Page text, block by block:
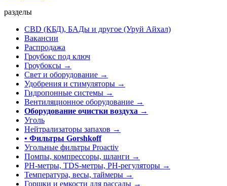
разделы
CBD (КБД), БАДы и другое (Уруй Айхал)
Вакансии
Распродажа
Гроубокс под ключ
Гроубоксы →
Свет и оборудование →
Удобрения и стимуляторы →
Гидропонные системы →
Вентиляционное оборудование →
Оборудование очистки воздуха →
Уголь
Нейтрализаторы запахов →
• Фильтры Gorshkoff
Угольные фильтры Proactiv
Помпы, компрессоры, шланги →
РН-метры, TDS-метры, РН-регуляторы →
Температура, весы, таймеры →
Горшки и емкости для рассады →